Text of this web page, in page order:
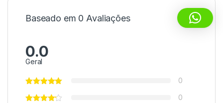
Baseado em 0 Avaliações
0.0
Geral
0
0